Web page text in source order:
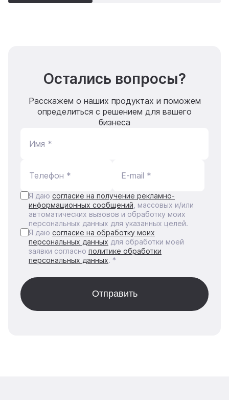
Остались вопросы?
Расскажем о наших продуктах и поможем
определиться с решением для вашего
бизнеса
Имя *
Телефон * E-mail *
Я даю согласие на получение рекламно-
информационных сообщений , массовых и/или
автоматических вызовов и обработку моих
персональных данных для указанных целей.
Я даю согласие на обработку моих
персональных данных для обработки моей
заявки согласно политике обработки
персональных данных. *